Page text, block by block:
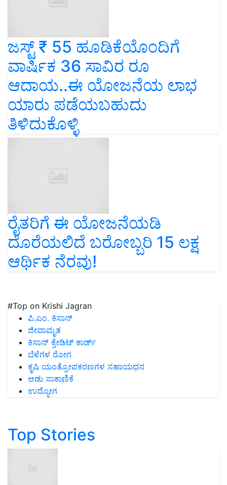
ಜಸ್ಟ್‌ ₹ 55 ಹೂಡಿಕೆಯೊಂದಿಗೆ
ವಾರ್ಷಿಕ 36 ಸಾವಿರ ರೂ
ಆದಾಯ..ಈ ಯೋಜನೆಯ ಲಾಭ
ಯಾರು ಪಡೆಯಬಹುದು
ತಿಳಿದುಕೊಳ್ಳಿ
ರೈತರಿಗೆ ಈ ಯೋಜನೆಯಡಿ
ದೊರೆಯಲಿದೆ ಬರೋಬ್ಬರಿ 15 ಲಕ್ಷ
ಆರ್ಥಿಕ ನೆರವು!
#Top on Krishi Jagran
ಪಿ.ಎಂ. ಕಿಸಾನ್
ಜೀವಾಮೃತ
ಕಿಸಾನ್ ಕ್ರೇಡಿಟ್ ಕಾರ್ಡ್
ಬೆಳೆಗಳ ರೋಗ
ಕೃಷಿ ಯಂತ್ರೋಪಕರಣಗಳ ಸಹಾಯಧನ
ಆಡು ಸಾಕಾಣಿಕೆ
ಉದ್ಯೋಗ
Top Stories